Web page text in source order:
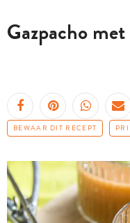
Gazpacho
BEWAAR DIT RECEPT